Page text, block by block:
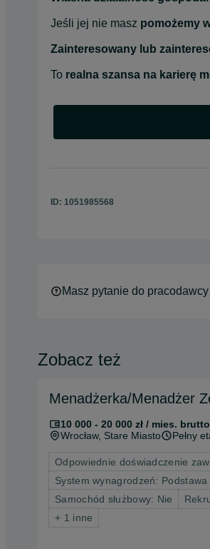
Jeśli jej nie masz pomożemy
Zainteresowany lub
To realna szansa na karierę
ID: 1051985568
Masz pytanie do
Zobacz też
Menadżerka/Menadżer
10 000 - 20 000 zł / mies. brutto
Wrocław, Stare Miasto Pełny
Odpowiednie doświadczenie
System wynagrodzeń:
Samochód służbowy: Nie
+ 1 inne